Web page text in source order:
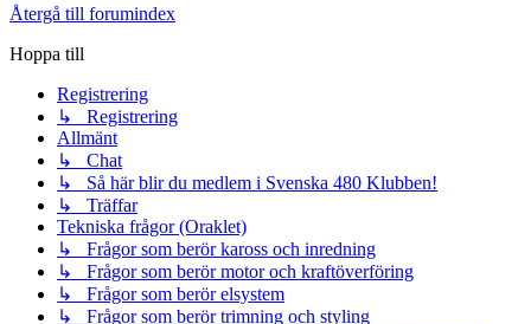
Återgå till forumindex
Hoppa till
Registrering
↳ Registrering
Allmänt
↳ Chat
↳ Så här blir du medlem i Svenska 480 Klubben!
↳ Träffar
Tekniska frågor (Oraklet)
↳ Frågor som berör kaross och inredning
↳ Frågor som berör motor och kraftöverföring
↳ Frågor som berör elsystem
↳ Frågor som berör trimning och styling